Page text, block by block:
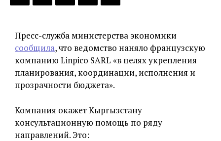
Пресс-служба министерства экономики
сообщила, что ведомство наняло французскую
компанию Linpico SARL «в целях укрепления
планирования, координации, исполнения и
прозрачности бюджета».
Компания окажет Кыргызстану
консультационную помощь по ряду
направлений. Это: